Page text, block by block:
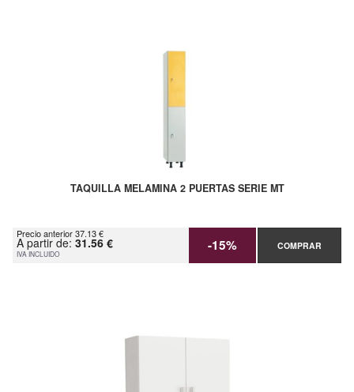
TAQUILLA MELAMINA 2 PUERTAS SERIE MT
Precio anterior 37.13 €
A partir de: 31.56 €
IVA INCLUIDO -15% COMPRAR